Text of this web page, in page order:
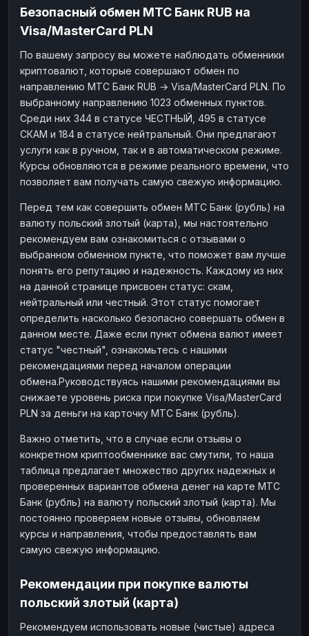
НАЛИЧНЫЕ ДЕНЬГИ
Наличные RUB
Наличные USD
KZT
Наличные USD
Наличные KZT
Безопасный обмен МТС Банк RUB на
Visa/MasterCard PLN
По вашему запросу вы можете наблюдать обменники
криптовалют, которые совершают обмен по
направлению МТС Банк RUB → Visa/MasterCard PLN. По
выбранному направлению 1023 обменных пунктов.
Среди них 344 в статусе ЧЕСТНЫЙ, 495 в статусе
СКАМ и 184 в статусе нейтральный. Они предлагают
услуги как в ручном, так и в автоматическом режиме.
Курсы обновляются в режиме реального времени, что
позволяет вам получать самую свежую информацию.
Перед тем как совершить обмен МТС Банк (рубль) на
валюту польский злотый (карта), мы настоятельно
рекомендуем вам ознакомиться с отзывами о
выбранном обменном пункте, что поможет вам лучше
понять его репутацию и надежность. Каждому из них
на данной странице присвоен статус: скам,
нейтральный или честный. Этот статус помогает
определить насколько безопасно совершать обмен в
данном месте. Даже если пункт обмена валют имеет
статус "честный", ознакомьтесь с нашими
рекомендациями перед началом операции
обмена.Руководствуясь нашими рекомендациями вы
снижаете уровень риска при покупке Visa/MasterCard
PLN за деньги на карточку МТС Банк (рубль).
Важно отметить, что в случае если отзывы о
конкретном криптообменнике вас смутили, то наша
таблица предлагает множество других надежных и
проверенных вариантов обмена денег на карте МТС
Банк (рубль) на валюту польский злотый (карта). Мы
постоянно проверяем новые отзывы, обновляем
курсы и направления, чтобы предоставлять вам
самую свежую информацию.
Рекомендации при покупке валюты
польский злотый (карта)
Рекомендуем использовать новые (чистые) адреса